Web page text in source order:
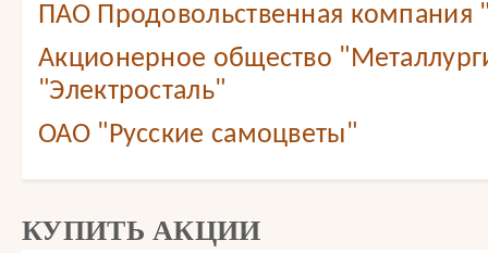
ПАО Продовольственная
Акционерное общество
"Электросталь"
ОАО "Русские самоцветы"
КУПИТЬ АКЦИИ